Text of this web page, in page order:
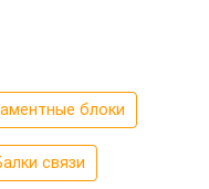
блоки
связи